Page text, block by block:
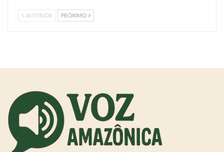
ANTERIOR PRÓXIMO